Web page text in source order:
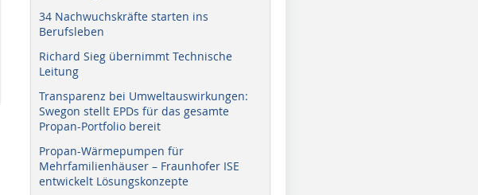
34 Nachwuchskräfte starten ins
Berufsleben
Richard Sieg übernimmt Technische
Leitung
Transparenz bei Umweltauswirkungen:
Swegon stellt EPDs für das gesamte
Propan-Portfolio bereit
Propan-Wärmepumpen für
Mehrfamilienhäuser – Fraunhofer ISE
entwickelt Lösungskonzepte